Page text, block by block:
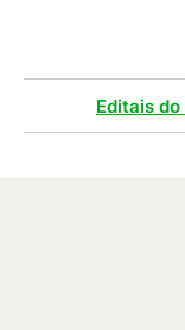
Editais do